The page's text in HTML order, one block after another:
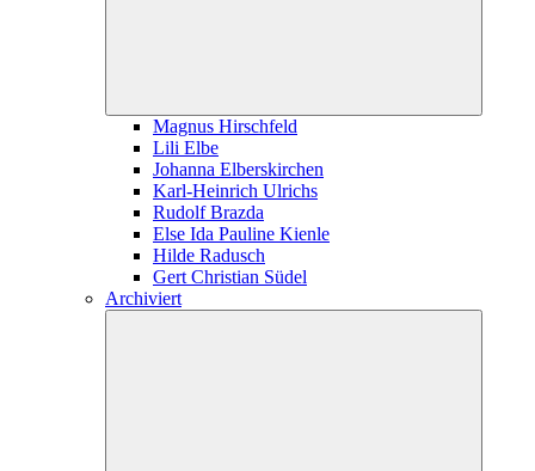
Magnus Hirschfeld
Lili Elbe
Johanna Elberskirchen
Karl-Heinrich Ulrichs
Rudolf Brazda
Else Ida Pauline Kienle
Hilde Radusch
Gert Christian Südel
Archiviert